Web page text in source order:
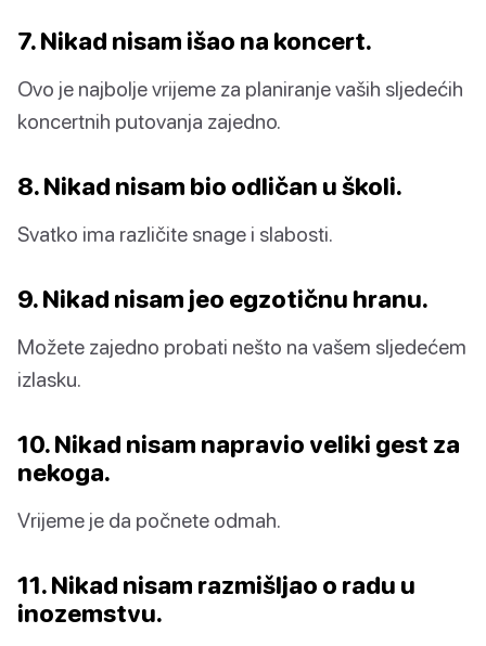
7. Nikad nisam išao na koncert.
Ovo je najbolje vrijeme za planiranje vaših sljedećih
koncertnih putovanja zajedno.
8. Nikad nisam bio odličan u školi.
Svatko ima različite snage i slabosti.
9. Nikad nisam jeo egzotičnu hranu.
Možete zajedno probati nešto na vašem sljedećem
izlasku.
10. Nikad nisam napravio veliki gest za
nekoga.
Vrijeme je da počnete odmah.
11. Nikad nisam razmišljao o radu u
inozemstvu.